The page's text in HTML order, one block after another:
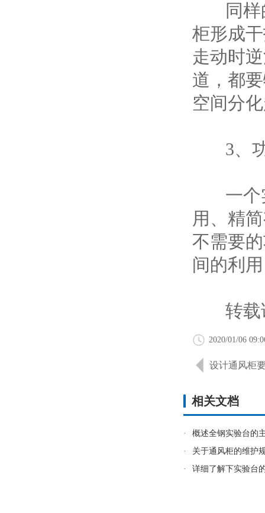
同样的
柜形成
走动时
道，都
空间分
3、功
一个实
用、精
不需要
间的利
转载
2020/01/06
设计通风柜
相关文档
·
概述全钢实验台的
·
关于通风柜的维护
·
详细了解下实验台